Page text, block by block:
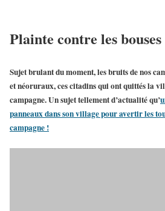
Plainte contre les bouses
Sujet brulant du moment, les bruits de nos
et néoruraux, ces citadins qui ont quittés la
campagne. Un sujet tellement d’actualité qu’
panneaux dans son village pour avertir les
campagne !